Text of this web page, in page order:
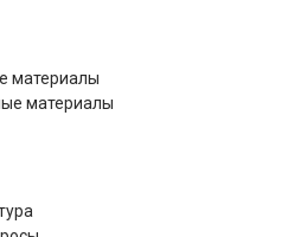
материалы
материалы